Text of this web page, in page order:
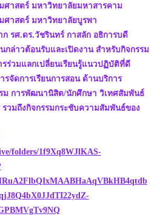
าสตร์ มหาวิทยาลัยมหาสารคาม
าสตร์ มหาวิทยาลัยบูรพา
ก รศ.ดร.วัชรินทร์ กาสลัก อธิการบดี
กล่าวต้อนรับและเปิดงาน สำหรับกิจกรรม
ร่วมแลกเปลี่ยนเรียนรู้แนวปฏิบัติที่ดี
รจัดการเรียนการสอน ด้านบริการ
ม การพัฒนานิสิต/นักศึกษา วิเทศสัมพันธ์
รวมถึงกิจกรรมกระชับความสัมพันธ์ของ
folders/1f9Xq8WJlKAS-